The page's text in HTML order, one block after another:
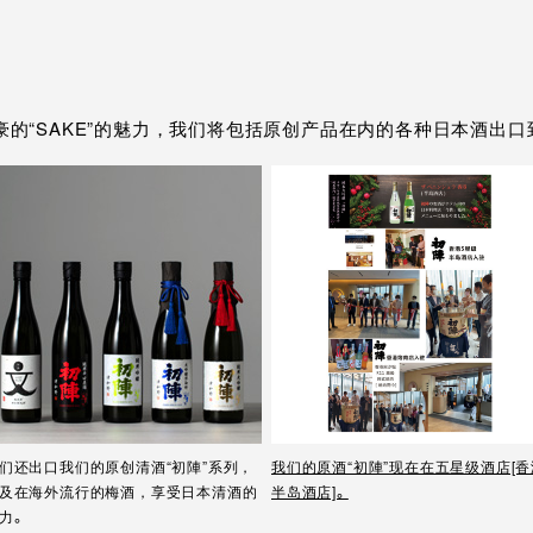
“SAKE”的魅力，我们将包括原创产品在内的各种日本酒出口
还出口我们的原创清酒“初陣”系列，
在海外流行的梅酒，享受日本清酒的
。
我们的原酒“初陣”现在在五星级酒店[
半岛酒店]。